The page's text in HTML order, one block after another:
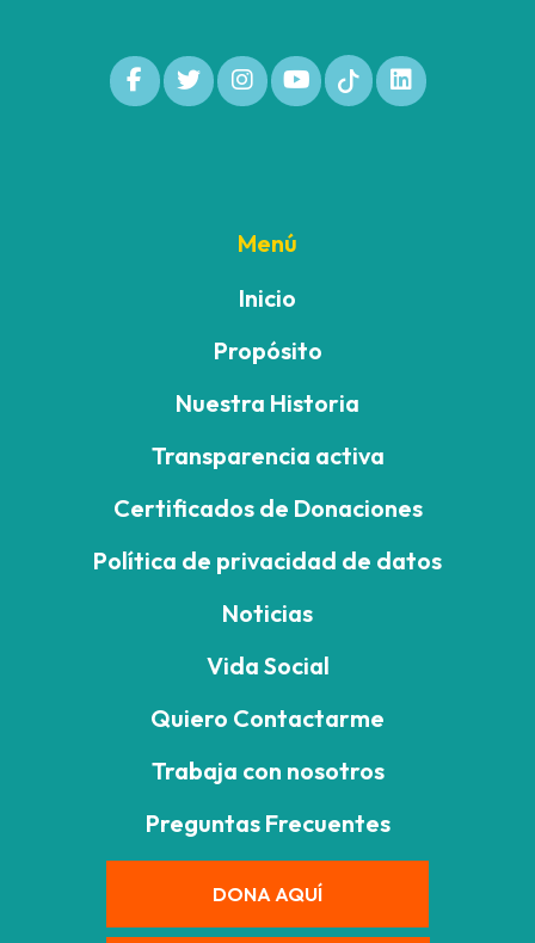
Menú
Inicio
Propósito
Nuestra Historia
Transparencia activa
Certificados de Donaciones
Política de privacidad de datos
Noticias
Vida Social
Quiero Contactarme
Trabaja con nosotros
Preguntas Frecuentes
DONA AQUÍ